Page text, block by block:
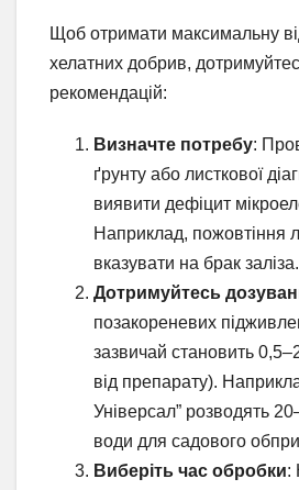
Щоб отримати максимальну
хелатних добрив,
рекомендацій:
Визначте потребу:
ґрунту або листкової
виявити дефіцит
Наприклад, пожовтіння
вказувати на брак заліза.
Дотримуйтесь
позакореневих
зазвичай становить
від препарату).
Універсал” розводять
води для садового
Виберіть час обробки: